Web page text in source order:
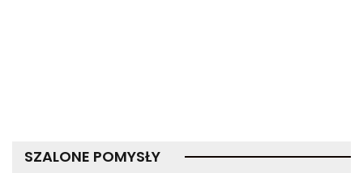
SZALONE POMYSŁY